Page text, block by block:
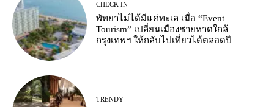
CHECK IN
พัทยาไม่ได้มีแค่ทะเล เมื่อ “Event
Tourism” เปลี่ยนเมืองชายหาดใกล้
กรุงเทพฯ ให้กลับไปเที่ยวได้ตลอดปี
TRENDY